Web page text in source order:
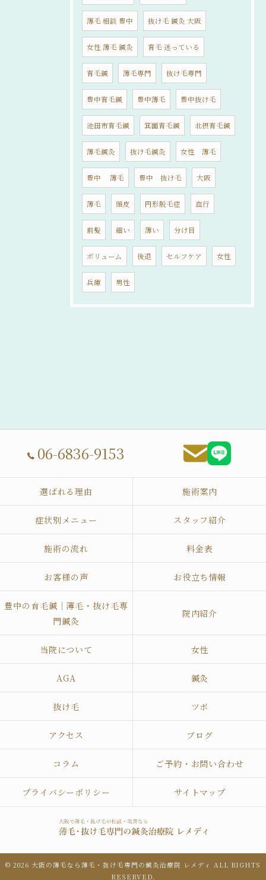
薄毛 相談 豊中 抜け毛 鍼灸 大阪
女性 薄毛 鍼灸 育毛 迷っている
育毛鍼 薄毛専門 抜け毛専門
豊中育毛鍼 豊中薄毛 豊中抜け毛
池田市育毛鍼 箕面育毛鍼 北摂育毛鍼
薄毛鍼灸 抜け毛鍼灸 女性 薄毛
豊中 薄毛 豊中 抜け毛 大阪
薄毛 頭皮 円形脱毛症 血行
前髪 細い 薄い 分け目
ボリューム 後退 セルフケア 女性
兵庫 男性
06-6836-9153
選ばれる理由 施術案内
症状別メニュー スタッフ紹介
施術の流れ 料金表
お客様の声 お役立ち情報
豊中の育毛鍼｜薄毛・抜け毛専
門鍼灸
院内紹介
当院について 女性
AGA 鍼灸
抜け毛 ツボ
アクセス ブログ
コラム ご予約・お問い合わせ
プライバシーポリシー サイトマップ
© 2026 大阪の薄毛なら薄毛・抜け毛専門の鍼灸治療院 レメディ ALL RIGHTS
RESERVED.